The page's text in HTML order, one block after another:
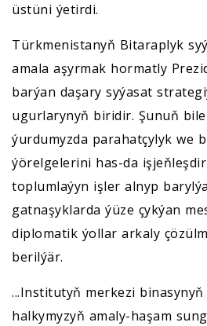
üstüni ýetirdi.
Türkmenistanyň Bitaraplyk
amala aşyrmak hormatly
barýan daşary syýasat
ugurlarynyň biridir. Şunuň
ýurdumyzda parahatçylyk we
ýörelgelerini has-da
toplumlaýyn işler alnyp
gatnaşyklarda ýüze çykýan
diplomatik ýollar arkaly
berilýär.
...Institutyň merkezi binasynyň
halkymyzyň amaly-haşam